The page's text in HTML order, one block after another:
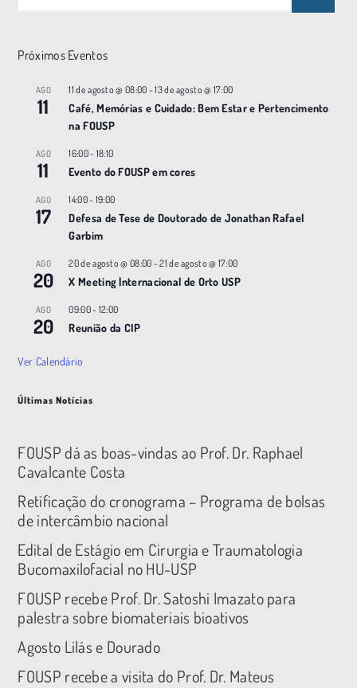
Próximos Eventos
AGO
11
11 de agosto @ 08:00 -13 de agosto @ 17:00
Café, Memórias e Cuidado: Bem Estar e Pertencimento
na FOUSP
AGO
11
16:00- 18:10
Evento do FOUSP em cores
AGO
17
14:00- 19:00
Defesa de Tese de Doutorado de Jonathan Rafael
Garbim
AGO
20
20 de agosto @ 08:00 -21 de agosto @ 17:00
X Meeting |nternacional de Orto USP
AGO
20
09:00- 12:00
Reunião da CIP
Ver Calendário
Últimas Notícias
FOUSP dá as boas-vindas ao Prof. Dr. Raphael
Cavalcante Costa
Retificação do cronograma – Programa de bolsas
de intercâmbio nacional
Edital de Estágio em Cirurgia e Traumatologia
Bucomaxilofacial no HU-USP
FOUSP recebe Prof. Dr. Satoshi Imazato para
palestra sobre biomateriais bioativos
Agosto Lilás e Dourado
FOUSP recebe a visita do Prof. Dr. Mateus